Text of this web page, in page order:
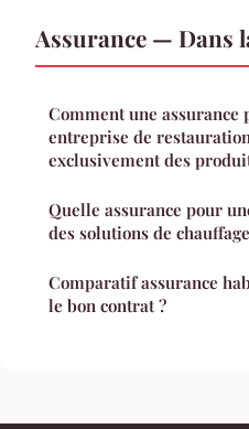
Assurance — Dans
Comment une
entreprise de
exclusivement des
Quelle assurance pour
des solutions de
Comparatif assurance
le bon contrat ?